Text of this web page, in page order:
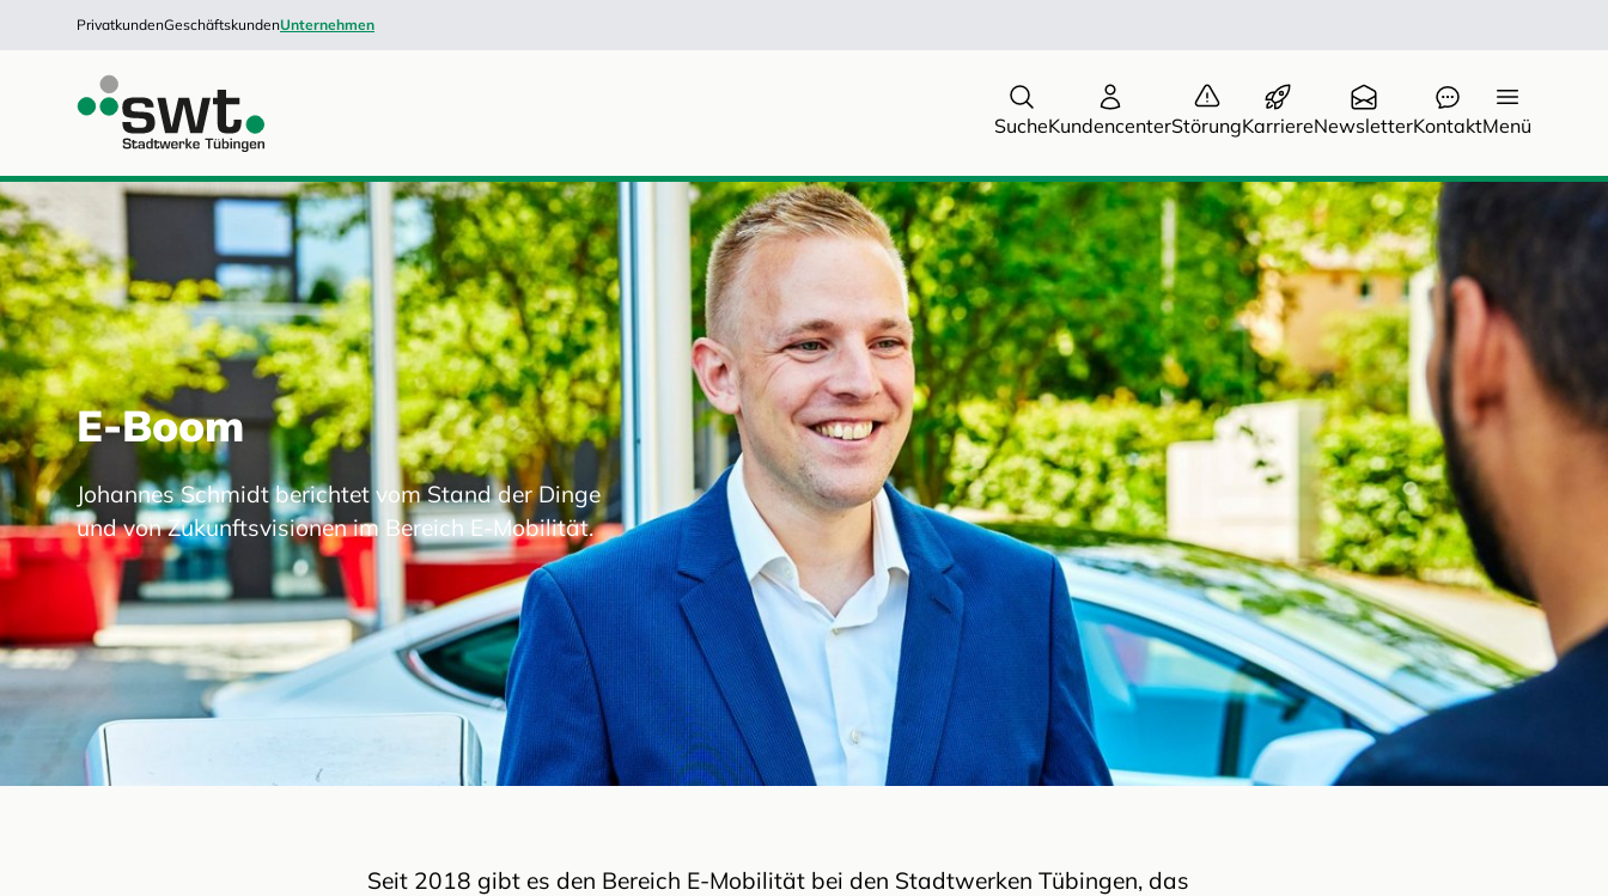
PrivatkundenGeschäftskundenUnternehmen
SucheKundencenterStörungKarriereNewsletterKontaktMenü
E-Boom
Johannes Schmidt berichtet vom Stand der Dinge
und von Zukunftsvisionen im Bereich E-Mobilität.
Seit 2018 gibt es den Bereich E-Mobilität bei den Stadtwerken Tübingen, das